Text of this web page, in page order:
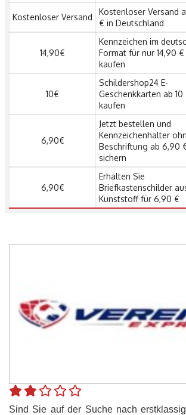
Kostenloser Versand
Kostenloser Versand
€ in Deutschland
14,90€
Kennzeichen im
Format für nur 14,90 €
kaufen
10€
Schildershop24 E-
Geschenkkarten ab 10
kaufen
6,90€
Jetzt bestellen und
Kennzeichenhalter
Beschriftung ab 6,90
sichern
6,90€
Erhalten Sie
Briefkastenschilder
Kunststoff für 6,90 €
Sind Sie auf der Suche nach